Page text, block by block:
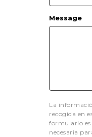
Message
La
recogida en
formulario es
necesaria